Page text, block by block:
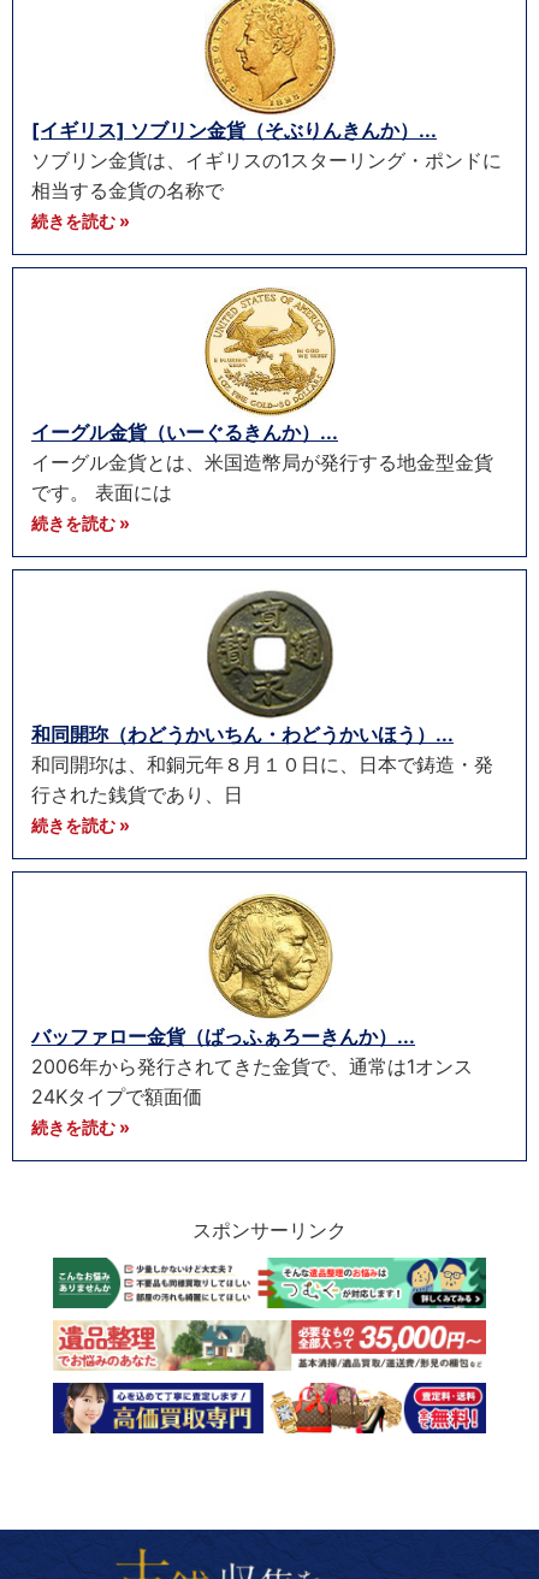
[イギリス] ソブリン金貨（そぶりんきんか）...
ソブリン金貨は、イギリスの1スターリング・ポンドに
相当する金貨の名称で
続きを読む »
イーグル金貨（いーぐるきんか）...
イーグル金貨とは、米国造幣局が発行する地金型金貨
です。 表面には
続きを読む »
和同開珎（わどうかいちん・わどうかいほう）...
和同開珎は、和銅元年８月１０日に、日本で鋳造・発
行された銭貨であり、日
続きを読む »
バッファロー金貨（ばっふぁろーきんか）...
2006年から発行されてきた金貨で、通常は1オンス
24Kタイプで額面価
続きを読む »
スポンサーリンク